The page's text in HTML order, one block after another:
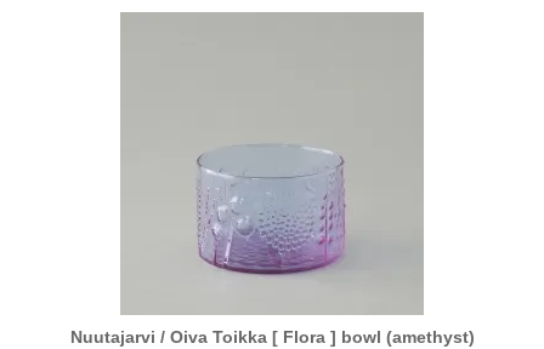
Nuutajarvi / Oiva Toikka [ Flora ] bowl (amethyst)